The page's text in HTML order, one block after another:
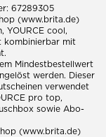
67289305
(www.brita.de)
YOURCE cool,
kombinierbar mit
Mindestbestellwert
werden. Dieser
verwendet
pro top,
sowie Abo-
(www.brita.de)